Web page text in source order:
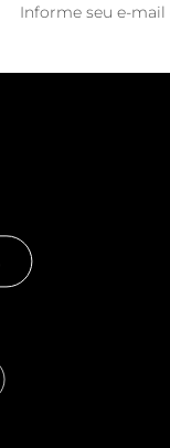
Informe seu e-mail